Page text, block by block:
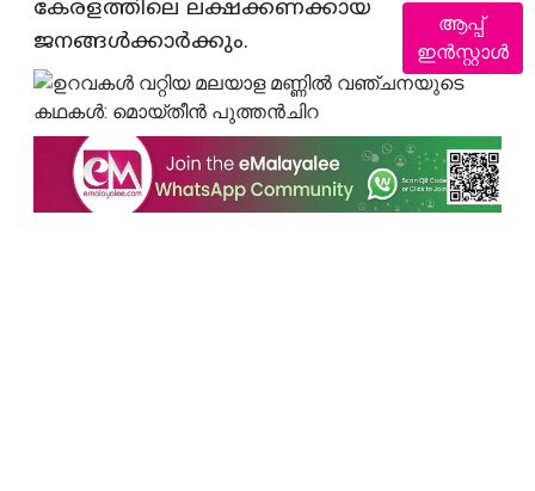
കേരളത്തിലെ ലക്ഷക്കണക്കായ
ജനങ്ങള്‍ക്കാര്‍ക്കും.
ആപ്പ്
ഇൻസ്റ്റാൾ